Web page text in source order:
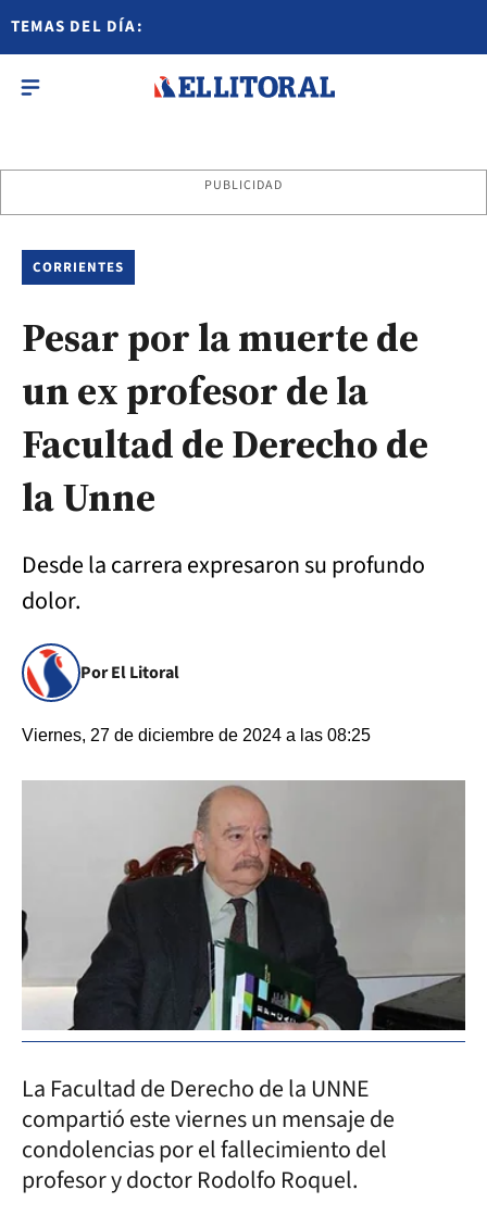
TEMAS DEL DÍA:
PUBLICIDAD
CORRIENTES
Pesar por la muerte de
un ex profesor de la
Facultad de Derecho de
la Unne
Desde la carrera expresaron su profundo
dolor.
Por El Litoral
Viernes, 27 de diciembre de 2024 a las 08:25
La Facultad de Derecho de la UNNE
compartió este viernes un mensaje de
condolencias por el fallecimiento del
profesor y doctor Rodolfo Roquel.